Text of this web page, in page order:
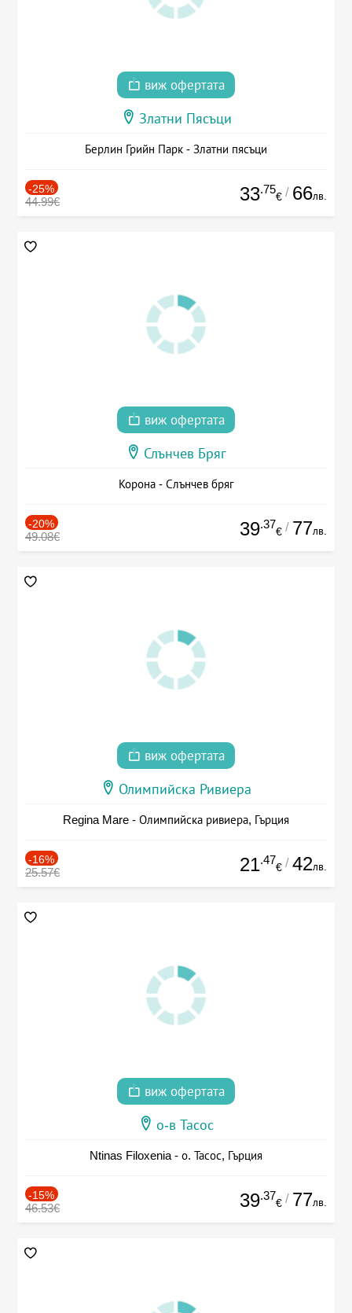
виж офертата
Златни Пясъци
Берлин Грийн Парк - Златни пясъци
-25%
44.99€ 33.75
€ / 66лв.
виж офертата
Слънчев Бряг
Корона - Слънчев бряг
-20%
49.08€ 39.37
€ / 77лв.
виж офертата
Олимпийска Ривиера
Regina Mare - Олимпийска ривиера, Гърция
-16%
25.57€ 21.47
€ / 42лв.
виж офертата
о-в Тасос
Ntinas Filoxenia - о. Тасос, Гърция
-15%
46.53€ 39.37
€ / 77лв.